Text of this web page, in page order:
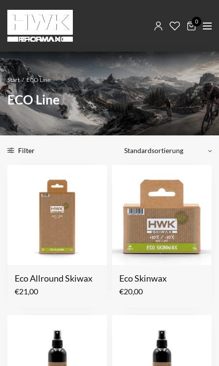
0
Start / ECO Line
ECO Line
Filter
Eco Allround Skiwax
€21,00
Eco Skinwax
€20,00